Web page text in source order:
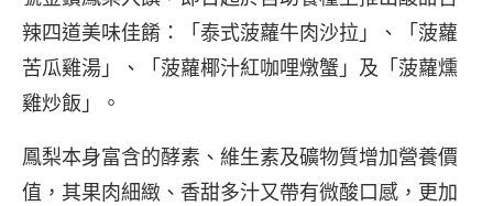
辣四道美味佳餚：「泰式菠蘿牛肉沙拉」、「菠蘿
苦瓜雞湯」、「菠蘿椰汁紅咖哩燉蟹」及「菠蘿燻
雞炒飯」。
鳳梨本身富含的酵素、維生素及礦物質增加營養價
值，其果肉細緻、香甜多汁又帶有微酸口感，更加